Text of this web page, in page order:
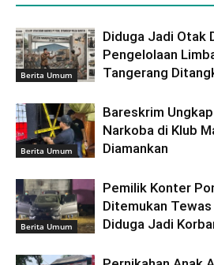
Berita Umum
Diduga Jadi Otak
Pengelolaan
Tangerang
Berita Umum
Bareskrim
Narkoba di Klub
Diamankan
Berita Umum
Pemilik Konter
Ditemukan
Diduga Jadi